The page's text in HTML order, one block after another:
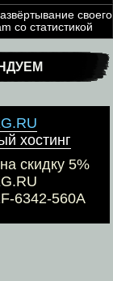
своего
со статистикой
хостинг
скидку 5%
6342-560A